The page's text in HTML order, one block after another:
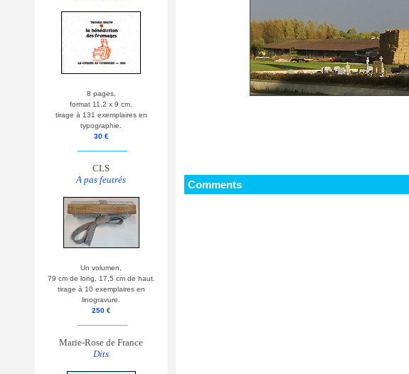
8 pages,
format 11,2 x 9 cm.
tirage à 131 exemplaires en
typographie.
30 €
CLS
A pas feutrés
Un volumen,
79 cm de long, 17,5 cm de haut.
tirage à 10 exemplaires en
linogravure.
250 €
Marie-Rose de France
Dits
Comments